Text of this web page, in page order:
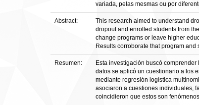
variada, pelas mesmas ou por
Abstract:
This research aimed to understand
dropout and enrolled students from
change programs or leave higher
Results corroborate that program
Resumen:
Esta investigación buscó
datos se aplicó un cuestionario a los
mediante regresión logística
asociaron a cuestiones individuales,
coincidieron que estos son